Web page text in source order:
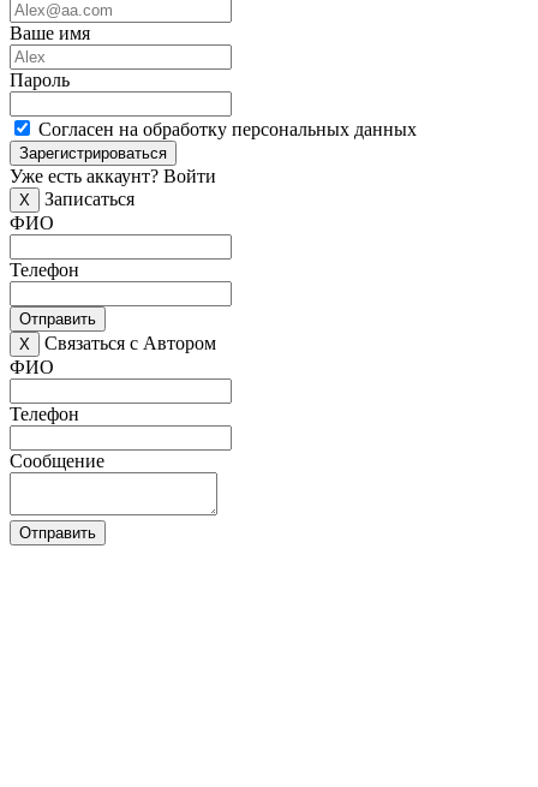
Ваше имя
Пароль
Согласен на обработку персональных данных
Зарегистрироваться
Уже есть аккаунт? Войти
X
Записаться
ФИО
Телефон
Отправить
X
Связаться с Автором
ФИО
Телефон
Сообщение
Отправить